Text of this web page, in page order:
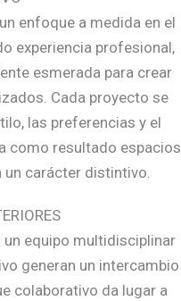
enfoque a medida en el
experiencia profesional,
esmerada para crear
Cada proyecto se
las preferencias y el
como resultado espacios
un carácter distintivo.
un equipo multidisciplinar
generan un intercambio
colaborativo da lugar a